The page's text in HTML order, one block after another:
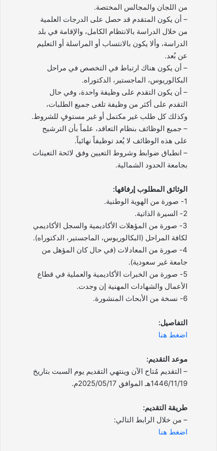
من اللجان والمجالس المختصة.
– أن يكون المتقدم قد حصل على الدرجات العلمية
من خلال الدراسة بالانتظام الكامل، والإقامة في بلد
الدراسة، وألا يكون بالانتساب أو المراسلة أو التعليم
عن بُعد.
– أن يكون هناك ارتباط في التخصص في مراحل
البكالوريوس، الماجستير، الدكتوراه.
– أن يكون التقدم على وظيفة واحدة، وفي حال
التقدم على أكثر من وظيفة تلغى جميع الطلبات،
وكذلك كل طلب غير مكتمل أو غير مستوفٍ للشروط.
– جميع الوظائف بنظام التعاقد، علماً بأن الترشيح
على هذه الوظائف لا يُعد توظيفاً نهائياً.
– انطباق ضوابط وشروط التعيين وفق لائحة التعينات
بجامعة الحدود الشمالية.
الوثائق المطلوب إرفاقها:
1- صورة من الهوية الوطنية.
2- السيرة الذاتية.
3- صورة من المؤهلات الأكاديمية والسجل الأكاديمي
لكافة المراحل (البكالوريوس، الماجستير، الدكتوراه).
4- صورة من المعادلات (في حال كان المؤهل من
جامعة غير سعودية).
5- صورة من الخبرات الأكاديمية والعملية في قطاع
الأعمال والشهادات المهنية إن وجدت.
6- نسخة من الأبحاث المنشورة.
التفاصيل:
اضغط هنا
موعد التقديم:
– التقديم مُتاح الآن وينتهي التقديم يوم السبت بتاريخ
1446/11/19هـ الموافق 2025/05/17م.
طريقة التقديم:
– من خلال الرابط التالي:
اضغط هنا